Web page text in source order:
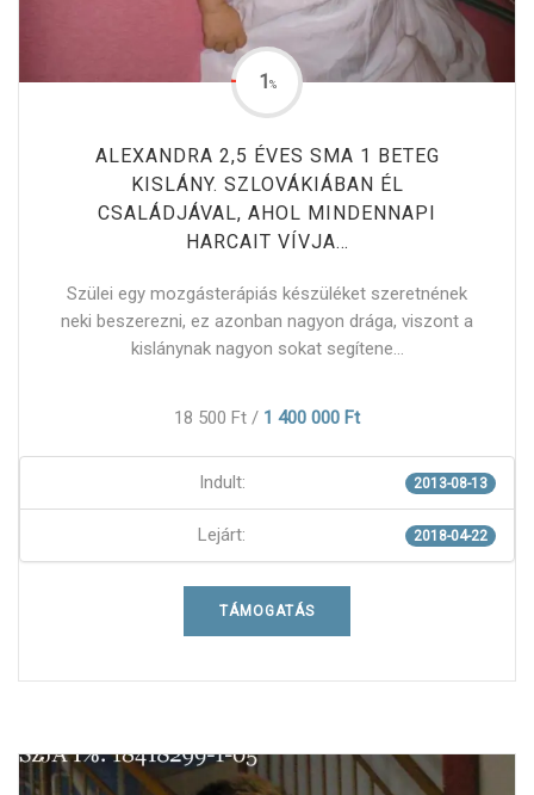
ALEXANDRA 2,5 ÉVES SMA 1 BETEG
KISLÁNY. SZLOVÁKIÁBAN ÉL
CSALÁDJÁVAL, AHOL MINDENNAPI
HARCAIT VÍVJA…
Szülei egy mozgásterápiás készüléket szeretnének
neki beszerezni, ez azonban nagyon drága, viszont a
kislánynak nagyon sokat segítene...
1%
18 500 Ft / 1 400 000 Ft
Indult: 2013-08-13
Lejárt: 2018-04-22
TÁMOGATÁS